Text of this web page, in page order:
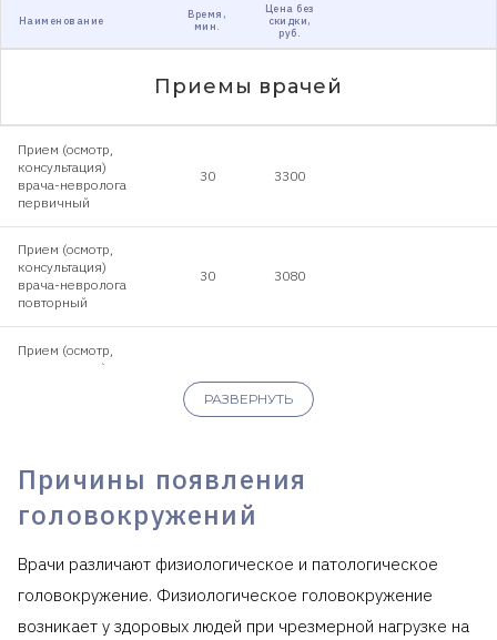
Наименование
Время,
мин.
Цена без
скидки,
руб.
Приемы врачей
Прием (осмотр,
консультация)
врача-невролога
первичный
30 3300
Прием (осмотр,
консультация)
врача-невролога
повторный
30 3080
Прием (осмотр,
консультация)
консультация)
врача-невролога
30 4620
консультация)
к.м.н. первичный 60
мин.
РАЗВЕРНУТЬ
Причины появления
головокружений
Врачи различают физиологическое и патологическое
головокружение. Физиологическое головокружение
возникает у здоровых людей при чрезмерной нагрузке на